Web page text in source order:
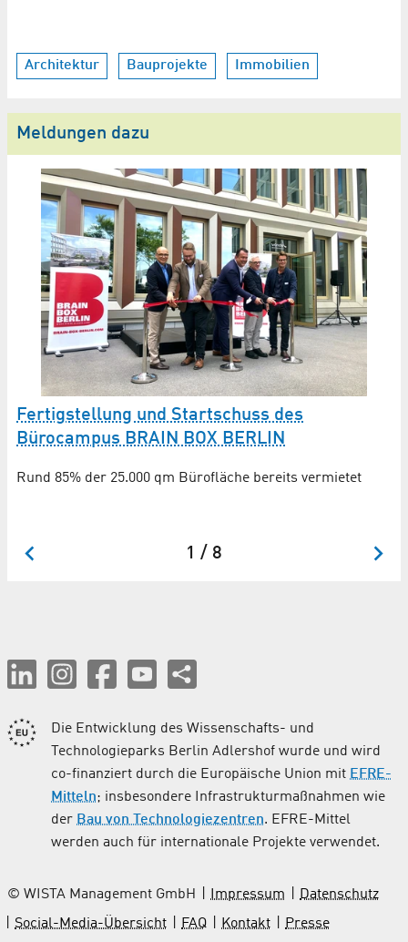
Architektur Bauprojekte Immobilien
Meldungen dazu
Fertigstellung und Startschuss des
Bürocampus BRAIN BOX BERLIN
Rund 85% der 25.000 qm Bürofläche bereits vermietet
1 / 8
Die Entwicklung des Wissenschafts- und
Technologieparks Berlin Adlershof wurde und wird
co-finanziert durch die Europäische Union mit EFRE-
Mitteln; insbesondere Infrastrukturmaßnahmen wie
der Bau von Technologiezentren. EFRE-Mittel
werden auch für internationale Projekte verwendet.
© WISTA Management GmbH Impressum
Datenschutz
Social-Media-Übersicht
FAQ Kontakt Presse